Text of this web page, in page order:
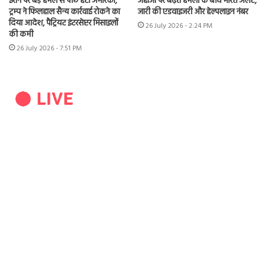
ट्रम्प ने फिलहाल सैन्य कार्रवाई रोकने का
दिया आदेश, पैट्रियट इंटरसेप्टर मिसाइलों
की कमी
26 July 2026 - 7:51 PM
जारी की एडवाइजरी और हेल्पलाइन नंबर
26 July 2026 - 2:24 PM